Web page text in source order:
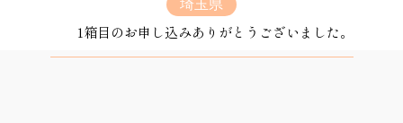
埼玉県
1箱目のお申し込みありがとうございました。